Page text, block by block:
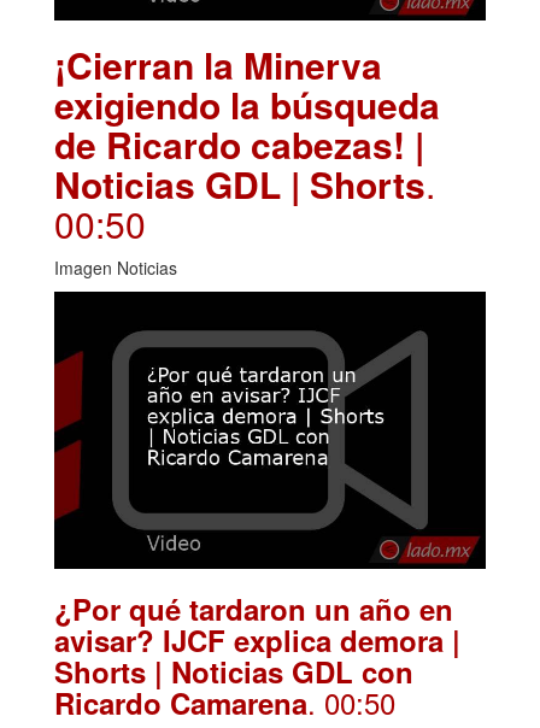
¡Cierran la Minerva
exigiendo la búsqueda
de Ricardo cabezas! |
Noticias GDL | Shorts.
00:50
Imagen Noticias
¿Por qué tardaron un año en
avisar? IJCF explica demora |
Shorts | Noticias GDL con
Ricardo Camarena. 00:50